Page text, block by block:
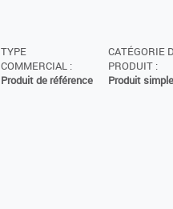
TYPE
COMMERCIAL :
Produit de référence
CATÉGORIE
PRODUIT :
Produit